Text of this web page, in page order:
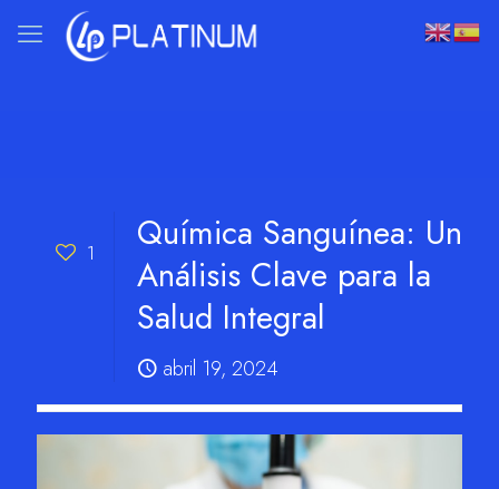
1
Química Sanguínea: Un
Análisis Clave para la
Salud Integral
abril 19, 2024